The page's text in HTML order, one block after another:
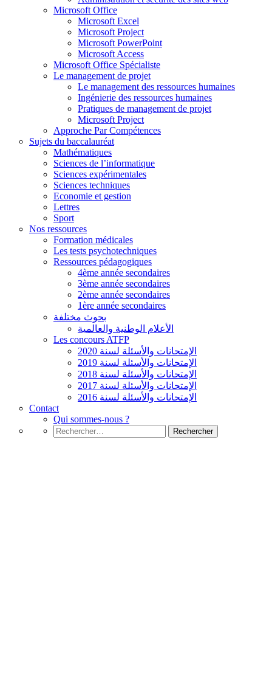
Microsoft Office
Microsoft Excel
Microsoft Project
Microsoft PowerPoint
Microsoft Access
Microsoft Office Spécialiste
Le management de projet
Le management des ressources humaines
Ingénierie des ressources humaines
Pratiques de management de projet
Microsoft Project
Approche Par Compétences
Sujets du baccalauréat
Mathématiques
Sciences de l’informatique
Sciences expérimentales
Sciences techniques
Economie et gestion
Lettres
Sport
Nos ressources
Formation médicales
Les tests psychotechniques
Ressources pédagogiques
4ème année secondaires
3ème année secondaires
2ème année secondaires
1ère année secondaires
بحوث مختلفة
الأعلام الوطنية والعالمية
Les concours ATFP
الإمتحانات والأسئلة لسنة 2020
الإمتحانات والأسئلة لسنة 2019
الإمتحانات والأسئلة لسنة 2018
الإمتحانات والأسئلة لسنة 2017
الإمتحانات والأسئلة لسنة 2016
Contact
Qui sommes-nous ?
Rechercher :